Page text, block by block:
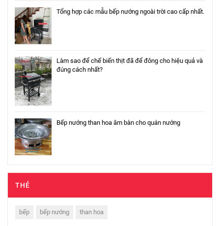
Tổng hợp các mẫu bếp nướng ngoài trời cao cấp nhất.
Làm sao để chế biến thịt đã để đông cho hiệu quả và
đúng cách nhất?
Bếp nướng than hoa âm bàn cho quán nướng
THẺ
bếp bếp nướng than hoa